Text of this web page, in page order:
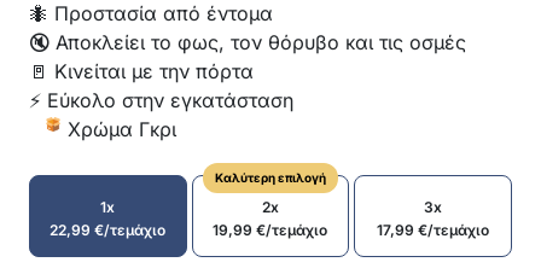
🐜 Προστασία από έντομα
🔇 Αποκλείει το φως, τον θόρυβο και τις οσμές
🚪 Κινείται με την πόρτα
⚡ Εύκολο στην εγκατάσταση
Χρώμα Γκρι
1x
22,99€/τεμάχιο
Καλύτερη επιλογή
2x
19,99€/τεμάχιο
3x
17,99€/τεμάχιο